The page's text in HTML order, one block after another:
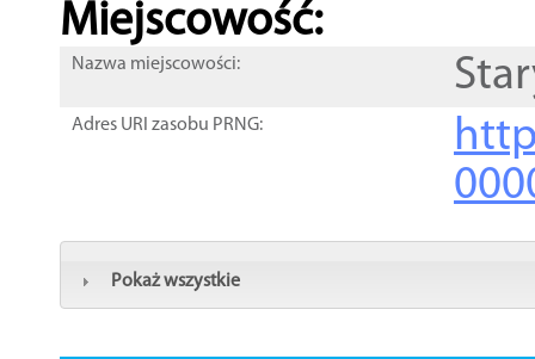
Miejscowość:
Nazwa miejscowości:
Adres URI zasobu PRNG:
Pokaż wszystkie